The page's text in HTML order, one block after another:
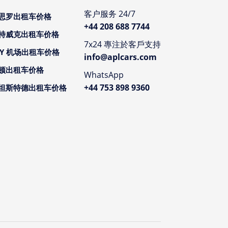
罗出租车价格
威克出租车价格
机场出租车价格
出租车价格
斯特德出租车价格
客户服务 24/7
+44 208 688 7744
7x24 專注於客戶支持
info@aplcars.com
WhatsApp
+44 753 898 9360